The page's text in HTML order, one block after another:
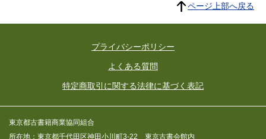
ページ上部へ戻る
プライバシーポリシー
よくある質問
特定商取引に関する法律に基づく表記
東京都古書籍商業協同組合
所在地：東京都千代田区神田小川町3-22 東京古書会館内